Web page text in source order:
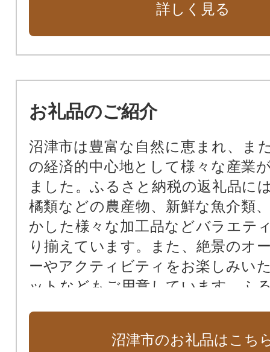
詳しく見る
お礼品のご紹介
沼津市は豊富な自然に恵まれ、ま
の経済的中心地として様々な産業
ました。ふるさと納税の返礼品に
橘類などの農産物、新鮮な魚介類
かした様々な加工品などバラエテ
り揃えています。また、絶景のオ
ーやアクティビティをお楽しみい
ットなどもご用意しています。ふ
沼津市のお礼品はこち